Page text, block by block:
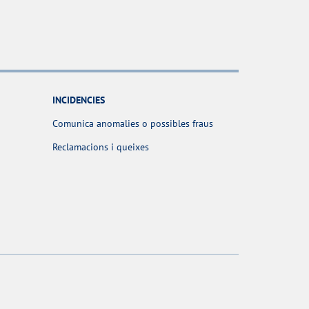
INCIDENCIES
Comunica anomalies o possibles fraus
Reclamacions i queixes